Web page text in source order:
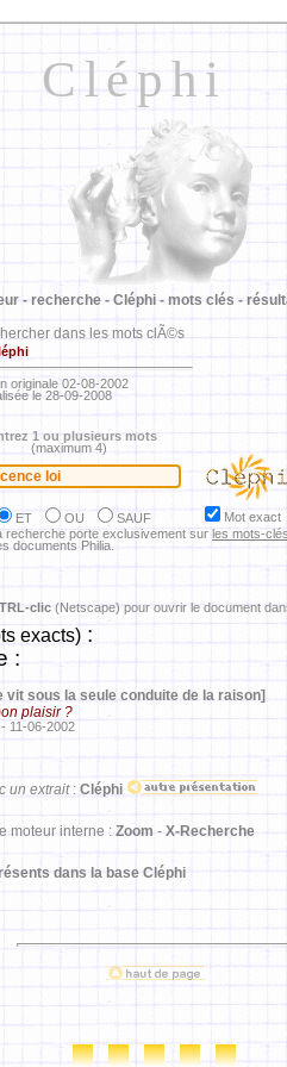
Cléphi
- recherche - Cléphi - mots clés -
dans les mots clÃ©s
originale 02-08-2002
le 28-09-2008
1 ou plusieurs mots
(maximum 4)
ET OU SAUF
Mot exact
recherche porte exclusivement sur les mots-clés
documents Philia.
clic (Netscape) pour ouvrir le document
exacts) :
:
vit sous la seule conduite de la raison]
plaisir ?
11-06-2002
un extrait: Cléphi
moteur interne : Zoom - X-Recherche
dans la base Cléphi